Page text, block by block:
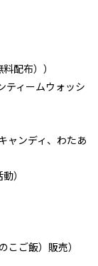
配布））
ティームウォッシ
ャンディ、わたあ
）
ご飯）販売）